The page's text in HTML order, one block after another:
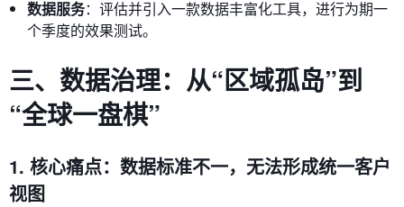
数据服务：评估并引入一款数据丰富化工具，进行为期一
个季度的效果测试。
三、数据治理：从“区域孤岛”到
“全球一盘棋”
1. 核心痛点：数据标准不一，无法形成统一客户
视图